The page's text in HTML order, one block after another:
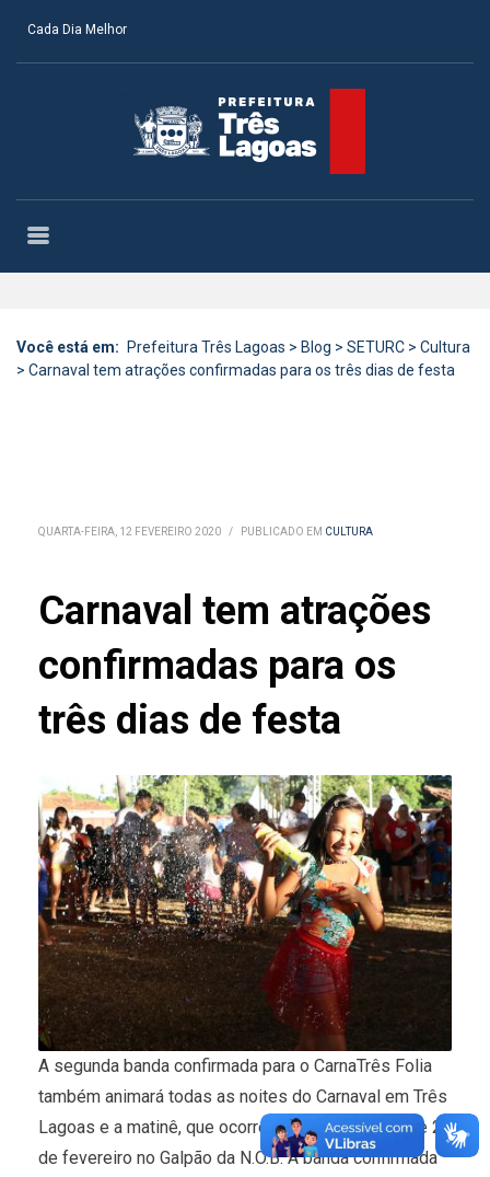
Cada Dia Melhor
Você está em: Prefeitura Três Lagoas > Blog > SETURC > Cultura
> Carnaval tem atrações confirmadas para os três dias de festa
QUARTA-FEIRA, 12 FEVEREIRO 2020 / PUBLICADO EM CULTURA
Carnaval tem atrações
confirmadas para os
três dias de festa
A segunda banda confirmada para o CarnaTrês Folia
também animará todas as noites do Carnaval em Três
Lagoas e a matinê, que ocorrerão nos dias 22, 23 e 24
de fevereiro no Galpão da N.O.B. A banda confirmada